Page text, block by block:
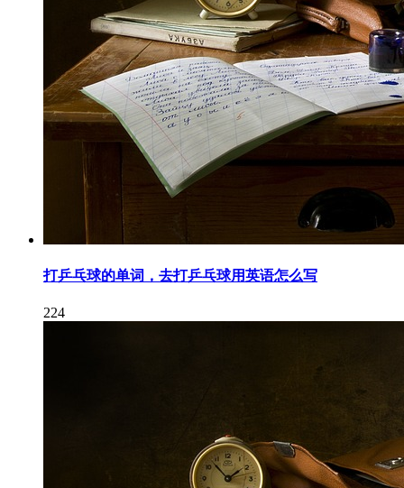
打乒乓球的单词，去打乒乓球用英语怎么写
224